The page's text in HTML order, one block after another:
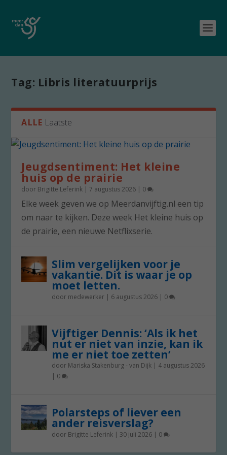
Tag: Libris literatuurprijs
ALLE Laatste
Jeugdsentiment: Het kleine
huis op de prairie
door Brigitte Leferink |7 augustus 2026 | 0
Elke week geven we op Meerdanvijftig.nl een tip
om naar te kijken. Deze week Het kleine huis op
de prairie, een nieuwe Netflixserie.
Slim vergelijken voor je
vakantie. Dit is waar je op
moet letten.
door medewerker | 6 augustus 2026 | 0
Vijftiger Dennis: ‘Als ik het
nut er niet van inzie, kan ik
me er niet toe zetten’
door Mariska Stakenburg - van Dijk | 4 augustus 2026
| 0
Polarsteps of liever een
ander reisverslag?
door Brigitte Leferink | 30 juli 2026 | 0